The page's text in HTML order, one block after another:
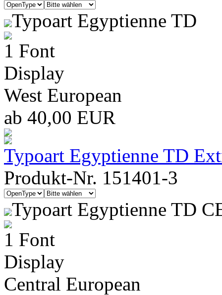
Typoart Egyptienne TD
1 Font
Display
West European
ab 40,00 EUR
Typoart Egyptienne TD
Produkt-Nr. 151401-3
Typoart Egyptienne TD
1 Font
Display
Central European